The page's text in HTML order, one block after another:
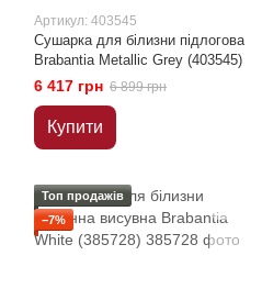
Артикул: 403545
Сушарка для білизни підлогова
Brabantia Metallic Grey (403545)
6 417 грн 6 899 грн
Купити
Топ продажів
−7%